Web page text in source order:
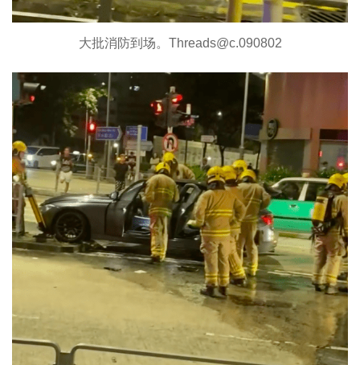
大批消防到场。Threads@c.090802